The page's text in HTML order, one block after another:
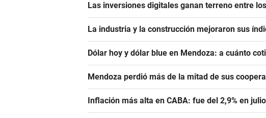
Las inversiones digitales ganan terreno entre
La industria y la construcción mejoraron sus
Dólar hoy y dólar blue en Mendoza: a cuánto
Mendoza perdió más de la mitad de sus
Inflación más alta en CABA: fue del 2,9% en